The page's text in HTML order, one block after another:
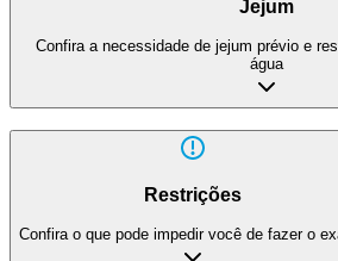
Jejum
Confira a necessidade de jejum prévio e
água
Restrições
Confira o que pode impedir você de fazer o